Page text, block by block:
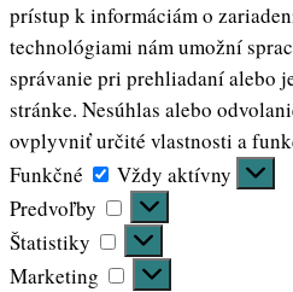
prístup k informáciám o
technológiami nám umožní
správanie pri prehliadaní alebo
stránke. Nesúhlas alebo
ovplyvniť určité vlastnosti a
Funkčné
Funkčné
Vždy aktívny
Predvoľby
Predvoľby
Štatistiky
Štatistiky
Marketing
Marketing